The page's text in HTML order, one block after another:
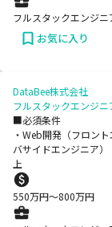
フルスタックエンジニ
お気に入り
DataBee株式会社
フルスタックエンジニ
■必須条件
・Web開発（フロン
バサイドエンジニア
上
550万円〜800万円